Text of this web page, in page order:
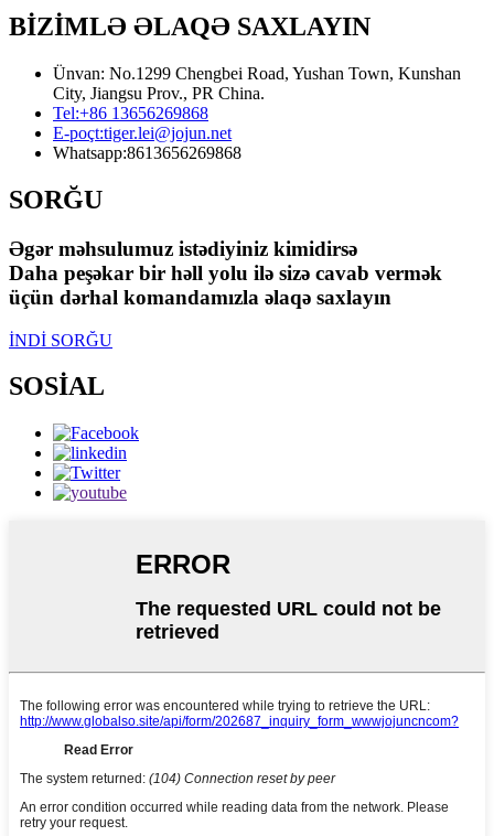
BİZİMLƏ ƏLAQƏ SAXLAYIN
Ünvan: No.1299 Chengbei Road, Yushan Town, Kunshan
City, Jiangsu Prov., PR China.
Tel:+86 13656269868
E-poçt:tiger.lei@jojun.net
Whatsapp:8613656269868
SORĞU
Əgər məhsulumuz istədiyiniz kimidirsə
Daha peşəkar bir həll yolu ilə sizə cavab vermək
üçün dərhal komandamızla əlaqə saxlayın
İNDİ SORĞU
SOSİAL